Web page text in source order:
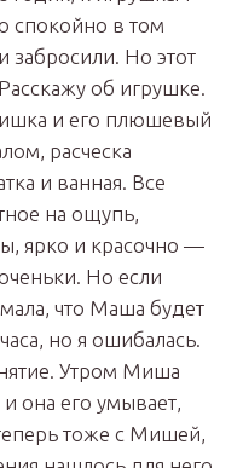
спокойно в том
забросили. Но этот
об игрушке.
и его плюшевый
расческа
и ванная. Все
на ощупь,
ярко и красочно —
Но если
что Маша будет
но я ошибалась.
Утром Миша
она его умывает,
тоже с Мишей,